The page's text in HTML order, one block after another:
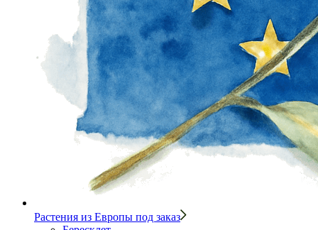
Растения из Европы под заказ